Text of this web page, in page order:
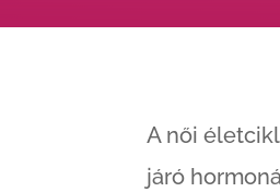
A női
járó